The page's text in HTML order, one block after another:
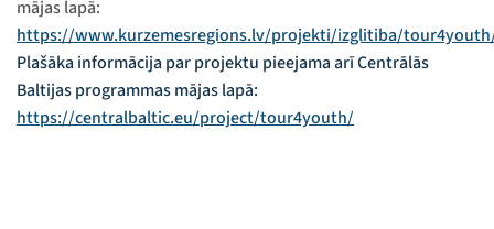
mājas lapā:
https://www.kurzemesregions.lv/projekti/izglitiba/
Plašāka informācija par projektu pieejama arī Centrālās
Baltijas programmas mājas lapā:
https://centralbaltic.eu/project/tour4youth/